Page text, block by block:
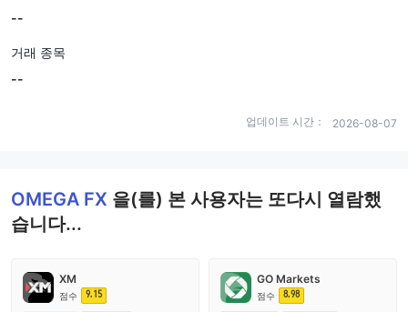
--
거래 종목
--
업데이트 시간： 2026-08-07
OMEGA FX 을(를) 본 사용자는 또다시 열람했
습니다...
XM
점수 9.15
GO Markets
점수 8.98